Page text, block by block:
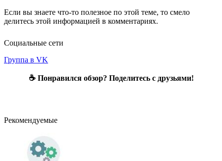
Если вы знаете что-то полезное по этой теме, то смело
делитесь этой информацией в комментариях.
Социальные сети
Группа в VK
☕ Понравился обзор? Поделитесь с друзьями!
Рекомендуемые